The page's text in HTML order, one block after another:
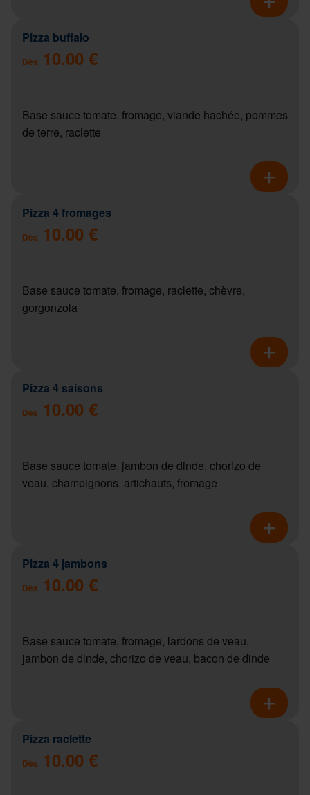
Pizza buffalo
Dès 10.00 €
Base sauce tomate, fromage, viande hachée, pommes
de terre, raclette
Pizza 4 fromages
Dès 10.00 €
Base sauce tomate, fromage, raclette, chèvre,
gorgonzola
Pizza 4 saisons
Dès 10.00 €
Base sauce tomate, jambon de dinde, chorizo de
veau, champignons, artichauts, fromage
Pizza 4 jambons
Dès 10.00 €
Base sauce tomate, fromage, lardons de veau,
jambon de dinde, chorizo de veau, bacon de dinde
Pizza raclette
Dès 10.00 €